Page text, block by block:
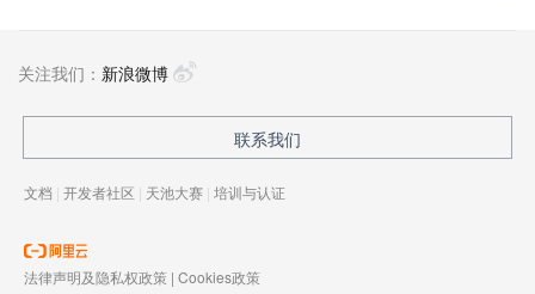
关注我们： 新浪微博
联系我们
文档 | 开发者社区 | 天池大赛 | 培训与认证
法律声明及隐私权政策 | Cookies政策